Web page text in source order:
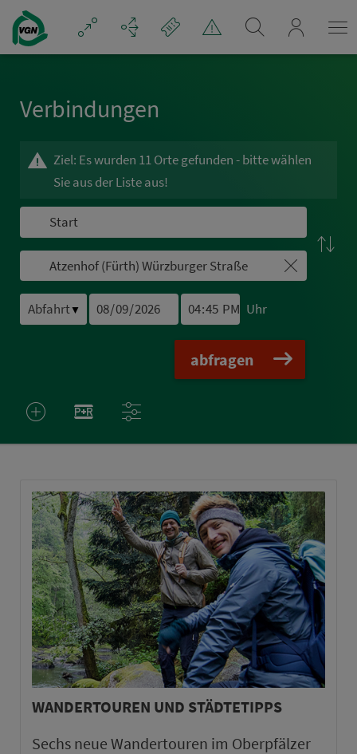
Navigation überspringen
Ver­bin­dungen
Ziel: Es wurden 11 Orte gefunden - bitte wählen
Sie aus der Liste aus!
▼ Uhr
abfragen
WANDERTOUREN UND STÄDTETIPPS
Sechs neue Wandertouren im Oberpfälzer